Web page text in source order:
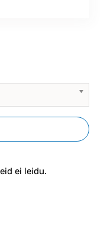
ei leidu.